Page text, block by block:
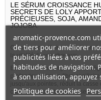
LE SÉRUM CROISSANCE
SECRETS DE LOLY
PRÉCIEUSES, SOJA,
JOJOBA.
Ce sérum capillaire exceptionnel
la vitalité de vos cheveux.
Enrichi d'un mélange d'huiles
profondeur dans la fibre
jusqu'aux pointes, réduit la
cheveux plus forts, plus lisses et
aromatic-provence.com
de tiers pour améliorer
publicités liées à vos
habitudes de navigation.
à son utilisation, appuyez
Politique de cookies